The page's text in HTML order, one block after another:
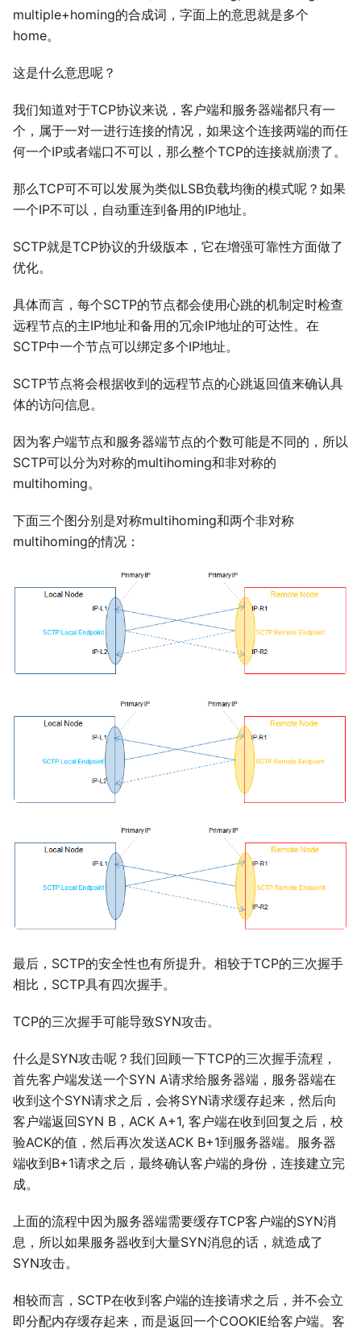
multiple+homing的合成词，字面上的意思就是多个
home。
这是什么意思呢？
我们知道对于TCP协议来说，客户端和服务器端都只有一
个，属于一对一进行连接的情况，如果这个连接两端的而任
何一个IP或者端口不可以，那么整个TCP的连接就崩溃了。
那么TCP可不可以发展为类似LSB负载均衡的模式呢？如果
一个IP不可以，自动重连到备用的IP地址。
SCTP就是TCP协议的升级版本，它在增强可靠性方面做了
优化。
具体而言，每个SCTP的节点都会使用心跳的机制定时检查
远程节点的主IP地址和备用的冗余IP地址的可达性。在
SCTP中一个节点可以绑定多个IP地址。
SCTP节点将会根据收到的远程节点的心跳返回值来确认具
体的访问信息。
因为客户端节点和服务器端节点的个数可能是不同的，所以
SCTP可以分为对称的multihoming和非对称的
multihoming。
下面三个图分别是对称multihoming和两个非对称
multihoming的情况：
最后，SCTP的安全性也有所提升。相较于TCP的三次握手
相比，SCTP具有四次握手。
TCP的三次握手可能导致SYN攻击。
什么是SYN攻击呢？我们回顾一下TCP的三次握手流程，
首先客户端发送一个SYN A请求给服务器端，服务器端在
收到这个SYN请求之后，会将SYN请求缓存起来，然后向
客户端返回SYN B，ACK A+1, 客户端在收到回复之后，校
验ACK的值，然后再次发送ACK B+1到服务器端。服务器
端收到B+1请求之后，最终确认客户端的身份，连接建立完
成。
上面的流程中因为服务器端需要缓存TCP客户端的SYN消
息，所以如果服务器收到大量SYN消息的话，就造成了
SYN攻击。
相较而言，SCTP在收到客户端的连接请求之后，并不会立
即分配内存缓存起来，而是返回一个COOKIE给客户端。客